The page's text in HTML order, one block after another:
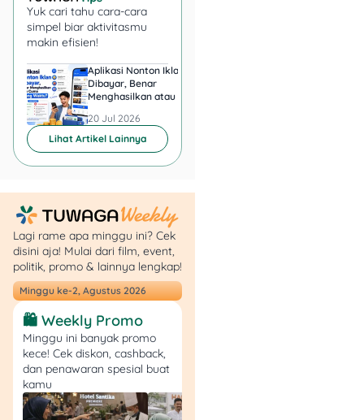
Setelah pengajuan, tim
survey ke lokasi yang
kamu ajukan. Mereka akan
menilai apakah lokasi
tersebut layak untuk dibuka
toko baru.
Kontrak & Pembayaran
Jika lokasi disetujui, kamu
akan menandatangani
kontrak kerja sama dan
melakukan pembayaran
franchise fee serta biaya
lainnya sesuai estimasi
awal.
7. Renovasi & Persiapan
Toko
Yuk cari tahu cara-cara
simpel biar aktivitasmu
makin efisien!
Aplikasi Nonton Iklan
Dibayar, Benar
Menghasilkan atau Cuma
20 Jul 2026
Lihat Artikel Lainnya
Lagi rame apa minggu ini? Cek
disini aja! Mulai dari film, event,
politik, promo & lainnya lengkap!
Minggu ke-2, Agustus 2026
🛍️ Weekly Promo
Minggu ini banyak promo
kece! Cek diskon, cashback,
dan penawaran spesial buat
kamu